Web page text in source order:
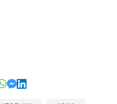
в Telegram
в Facebook
в Xв Viber
отправить в Whatsapp
отправить в Messenger
отправить в LinkedIn